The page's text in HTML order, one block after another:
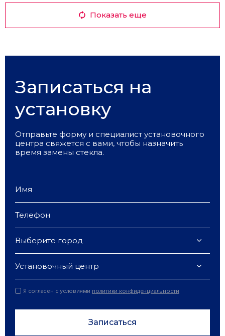
Показать еще
Записаться на
установку
Отправьте форму и специалист установочного
центра свяжется с вами, чтобы назначить
время замены стекла.
Выберите город
Установочный центр
Я согласен с условиями политики конфиденциальности
Записаться